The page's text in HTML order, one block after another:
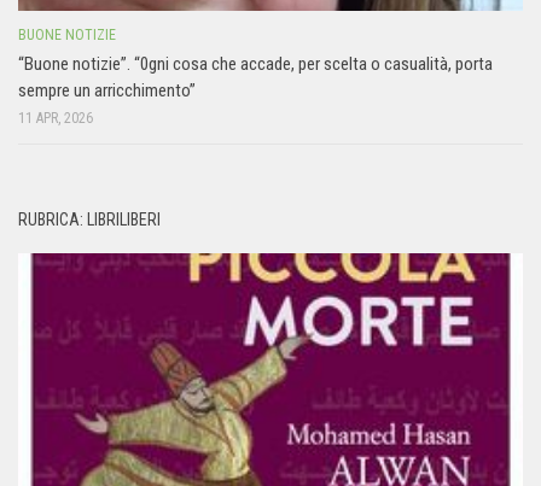
BUONE NOTIZIE
“Buone notizie”. “0gni cosa che accade, per scelta o casualità, porta
sempre un arricchimento”
11 APR, 2026
RUBRICA: LIBRILIBERI